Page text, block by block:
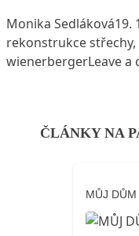
Posted by
Monika Sedláková19.
rekonstrukce střechy,
wienerbergerLeave a
ČLÁNKY NA
MŮJ